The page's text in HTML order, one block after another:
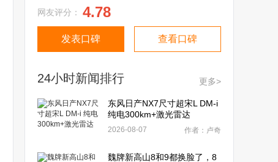
网友评分： 4.78
发表口碑 查看口碑
24小时新闻排行 更多>
东风日产NX7尺寸超宋L DM-i
纯电300km+激光雷达
2026-08-07 作者：卢奇
魏牌新高山8和9都换脸了，8